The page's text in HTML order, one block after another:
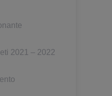
2021 – 2022